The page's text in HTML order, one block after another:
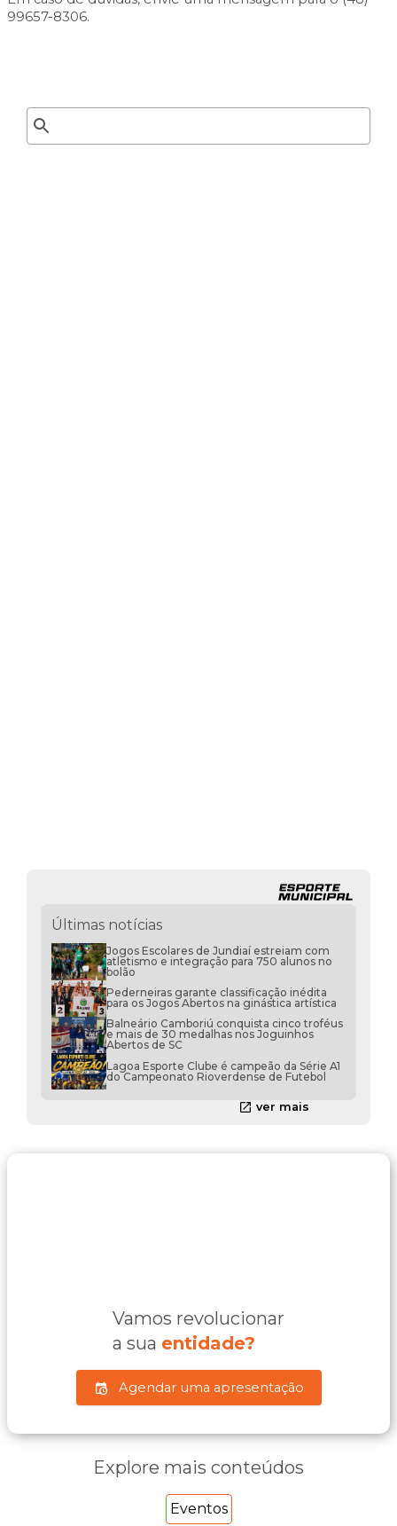
99657-8306.
Últimas notícias
Jogos Escolares de Jundiaí estreiam com
atletismo e integração para 750 alunos no
bolão
Pederneiras garante classificação inédita
para os Jogos Abertos na ginástica artística
Balneário Camboriú conquista cinco troféus
e mais de 30 medalhas nos Joguinhos
Abertos de SC
Lagoa Esporte Clube é campeão da Série A1
do Campeonato Rioverdense de Futebol
ver mais
Vamos revolucionar
a sua entidade?
Agendar uma apresentação
Explore mais conteúdos
Eventos